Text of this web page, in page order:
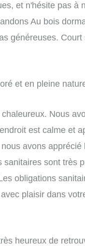
et n'hésite pas à
Au bois
généreuses. Court
et en pleine
Nous
est calme et
avons apprécié
sanitaires sont très
obligations
plaisir dans
heureux de